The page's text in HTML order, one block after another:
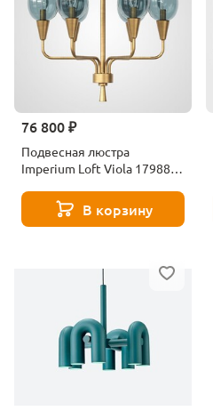
76 800 ₽
Подвесная люстра
Imperium Loft Viola 179881-
В корзину